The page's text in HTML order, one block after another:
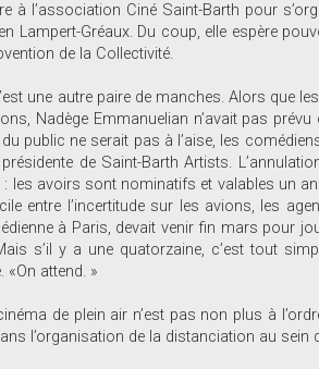
à l’association Ciné Saint-Barth pour
Lampert-Gréaux. Du coup, elle espère
de la Collectivité.
une autre paire de manches. Alors que
Nadège Emmanuelian n’avait pas
public ne serait pas à l’aise, les
de Saint-Barth Artists.
: les avoirs sont nominatifs et valables un
entre l’incertitude sur les avions, les
à Paris, devait venir fin mars pour
s’il y a une quatorzaine, c’est tout
«On attend. »
de plein air n’est pas non plus à
l’organisation de la distanciation au sein